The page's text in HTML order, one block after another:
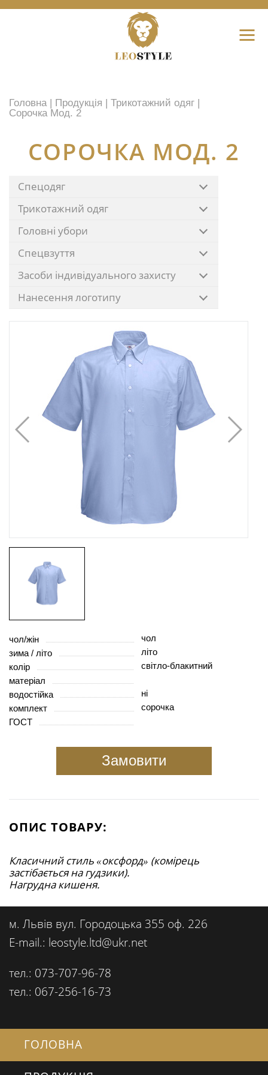
Головна| Продукція | Трикотажний одяг |
Сорочка Мод. 2
СОРОЧКА МОД. 2
Спецодяг
Трикотажний одяг
Головні убори
Спецвзуття
Засоби індивідуального захисту
Нанесення логотипу
чол/жін
чол
зима / літо
літо
колір
світло-блакитний
матеріал
водостійка
ні
комплект
сорочка
ГОСТ
Замовити
ОПИС ТОВАРУ:
Класичний стиль «оксфорд» (комірець
застібається на гудзики).
Нагрудна кишеня.
м. Львів вул. Городоцька 355 оф. 226
E-mail.: leostyle.ltd@ukr.net
тел.: 073-707-96-78
тел.: 067-256-16-73
ГОЛОВНА